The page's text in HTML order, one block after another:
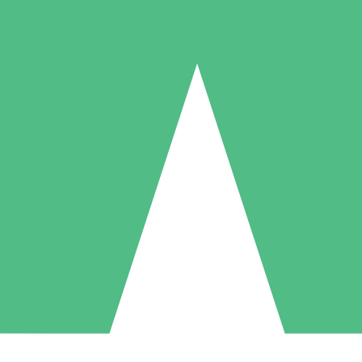
Individuelle Credit-Pakete
nach Bedarf mit Download-Credits. Keine monatliche Verpflichtung